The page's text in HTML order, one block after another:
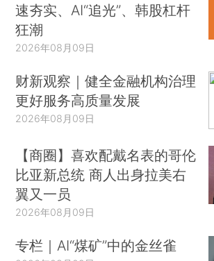
速夯实、AI“追光”、韩股杠杆
狂潮
2026年08月09日
财新观察｜健全金融机构治理
更好服务高质量发展
2026年08月09日
【商圈】喜欢配戴名表的哥伦
比亚新总统 商人出身拉美右
翼又一员
2026年08月09日
专栏｜AI“煤矿”中的金丝雀